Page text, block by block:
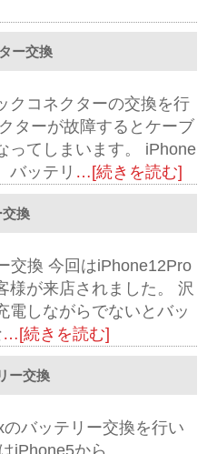
ー交換
クコネクターの交換を行
ターが故障するとケーブ
ってしまいます。 iPhone
バッテリ …[続きを読む]
換
交換 今回はiPhone12Pro
様が来店されました。 沢
電しながらでないとバッ
…[続きを読む]
ー交換
バッテリー交換を行い
iPhone5から